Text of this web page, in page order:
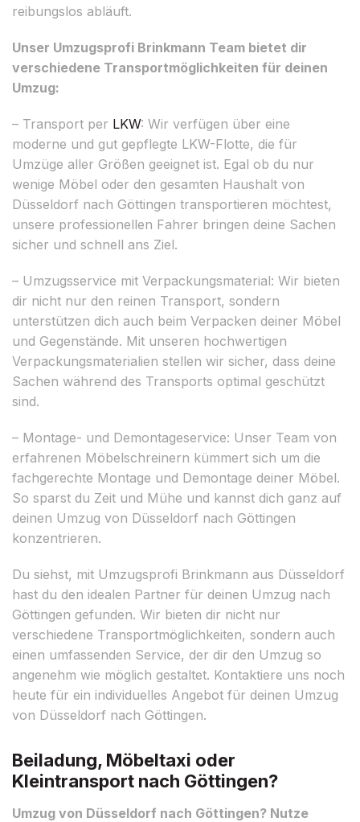
reibungslos abläuft.
Unser Umzugsprofi Brinkmann Team bietet dir
verschiedene Transportmöglichkeiten für deinen
Umzug:
– Transport per LKW: Wir verfügen über eine
moderne und gut gepflegte LKW-Flotte, die für
Umzüge aller Größen geeignet ist. Egal ob du nur
wenige Möbel oder den gesamten Haushalt von
Düsseldorf nach Göttingen transportieren möchtest,
unsere professionellen Fahrer bringen deine Sachen
sicher und schnell ans Ziel.
– Umzugsservice mit Verpackungsmaterial: Wir bieten
dir nicht nur den reinen Transport, sondern
unterstützen dich auch beim Verpacken deiner Möbel
und Gegenstände. Mit unseren hochwertigen
Verpackungsmaterialien stellen wir sicher, dass deine
Sachen während des Transports optimal geschützt
sind.
– Montage- und Demontageservice: Unser Team von
erfahrenen Möbelschreinern kümmert sich um die
fachgerechte Montage und Demontage deiner Möbel.
So sparst du Zeit und Mühe und kannst dich ganz auf
deinen Umzug von Düsseldorf nach Göttingen
konzentrieren.
Du siehst, mit Umzugsprofi Brinkmann aus Düsseldorf
hast du den idealen Partner für deinen Umzug nach
Göttingen gefunden. Wir bieten dir nicht nur
verschiedene Transportmöglichkeiten, sondern auch
einen umfassenden Service, der dir den Umzug so
angenehm wie möglich gestaltet. Kontaktiere uns noch
heute für ein individuelles Angebot für deinen Umzug
von Düsseldorf nach Göttingen.
Beiladung, Möbeltaxi oder
Kleintransport nach Göttingen?
Umzug von Düsseldorf nach Göttingen? Nutze